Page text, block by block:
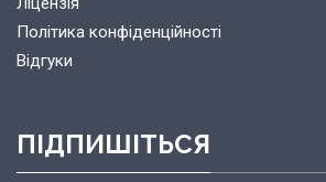
Політика конфіденційності
Відгуки
ПІДПИШІТЬСЯ